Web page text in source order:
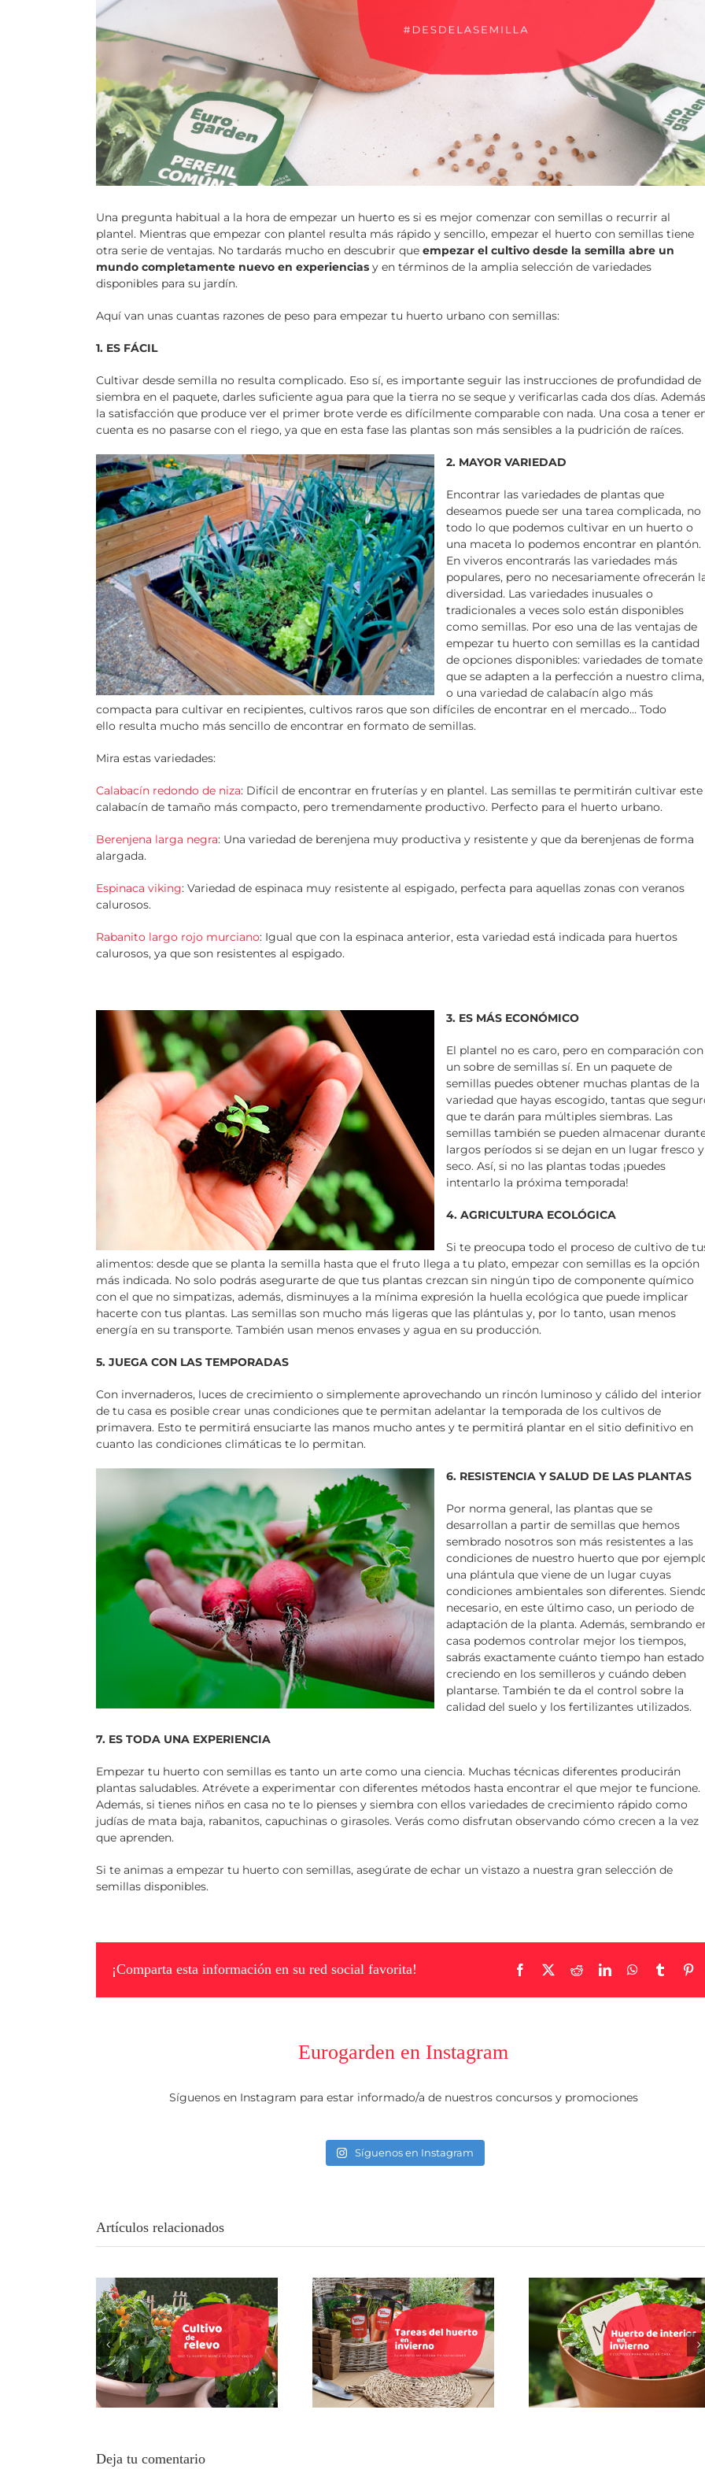
Una pregunta habitual a la hora de empezar un huerto es si es mejor comenzar con semillas o recurrir al
plantel. Mientras que empezar con plantel resulta más rápido y sencillo, empezar el huerto con semillas tiene
otra serie de ventajas. No tardarás mucho en descubrir que empezar el cultivo desde la semilla abre un
mundo completamente nuevo en experiencias y en términos de la amplia selección de variedades
disponibles para su jardín.
Aquí van unas cuantas razones de peso para empezar tu huerto urbano con semillas:
1. ES FÁCIL
Cultivar desde semilla no resulta complicado. Eso sí, es importante seguir las instrucciones de profundidad de
siembra en el paquete, darles suficiente agua para que la tierra no se seque y verificarlas cada dos días.
la satisfacción que produce ver el primer brote verde es difícilmente comparable con nada. Una cosa a tener
cuenta es no pasarse con el riego, ya que en esta fase las plantas son más sensibles a la pudrición de raíces.
2. MAYOR VARIEDAD
Encontrar las variedades de plantas que
deseamos puede ser una tarea complicada, no
todo lo que podemos cultivar en un huerto o
una maceta lo podemos encontrar en plantón.
En viveros encontrarás las variedades más
populares, pero no necesariamente ofrecerán
diversidad. Las variedades inusuales o
tradicionales a veces solo están disponibles
como semillas. Por eso una de las ventajas de
empezar tu huerto con semillas es la cantidad
de opciones disponibles: variedades de tomate
que se adapten a la perfección a nuestro clima,
o una variedad de calabacín algo más
compacta para cultivar en recipientes, cultivos raros que son difíciles de encontrar en el mercado… Todo
ello resulta mucho más sencillo de encontrar en formato de semillas.
Mira estas variedades:
Calabacín redondo de niza: Difícil de encontrar en fruterías y en plantel. Las semillas te permitirán cultivar este
calabacín de tamaño más compacto, pero tremendamente productivo. Perfecto para el huerto urbano.
Berenjena larga negra: Una variedad de berenjena muy productiva y resistente y que da berenjenas de forma
alargada.
Espinaca viking: Variedad de espinaca muy resistente al espigado, perfecta para aquellas zonas con veranos
calurosos.
Rabanito largo rojo murciano: Igual que con la espinaca anterior, esta variedad está indicada para huertos
calurosos, ya que son resistentes al espigado.
3. ES MÁS ECONÓMICO
El plantel no es caro, pero en comparación con
un sobre de semillas sí. En un paquete de
semillas puedes obtener muchas plantas de la
variedad que hayas escogido, tantas que
que te darán para múltiples siembras. Las
semillas también se pueden almacenar
largos períodos si se dejan en un lugar fresco y
seco. Así, si no las plantas todas ¡puedes
intentarlo la próxima temporada!
4. AGRICULTURA ECOLÓGICA
Si te preocupa todo el proceso de cultivo de
alimentos: desde que se planta la semilla hasta que el fruto llega a tu plato, empezar con semillas es la opción
más indicada. No solo podrás asegurarte de que tus plantas crezcan sin ningún tipo de componente químico
con el que no simpatizas, además, disminuyes a la mínima expresión la huella ecológica que puede implicar
hacerte con tus plantas. Las semillas son mucho más ligeras que las plántulas y, por lo tanto, usan menos
energía en su transporte. También usan menos envases y agua en su producción.
5. JUEGA CON LAS TEMPORADAS
Con invernaderos, luces de crecimiento o simplemente aprovechando un rincón luminoso y cálido del interior
de tu casa es posible crear unas condiciones que te permitan adelantar la temporada de los cultivos de
primavera. Esto te permitirá ensuciarte las manos mucho antes y te permitirá plantar en el sitio definitivo en
cuanto las condiciones climáticas te lo permitan.
6. RESISTENCIA Y SALUD DE LAS PLANTAS
Por norma general, las plantas que se
desarrollan a partir de semillas que hemos
sembrado nosotros son más resistentes a las
condiciones de nuestro huerto que por
una plántula que viene de un lugar cuyas
condiciones ambientales son diferentes.
necesario, en este último caso, un periodo de
adaptación de la planta. Además, sembrando
casa podemos controlar mejor los tiempos,
sabrás exactamente cuánto tiempo han estado
creciendo en los semilleros y cuándo deben
plantarse. También te da el control sobre la
calidad del suelo y los fertilizantes utilizados.
7. ES TODA UNA EXPERIENCIA
Empezar tu huerto con semillas es tanto un arte como una ciencia. Muchas técnicas diferentes producirán
plantas saludables. Atrévete a experimentar con diferentes métodos hasta encontrar el que mejor te funcione.
Además, si tienes niños en casa no te lo pienses y siembra con ellos variedades de crecimiento rápido como
judías de mata baja, rabanitos, capuchinas o girasoles. Verás como disfrutan observando cómo crecen a la vez
que aprenden.
Si te animas a empezar tu huerto con semillas, asegúrate de echar un vistazo a nuestra gran selección de
semillas disponibles.
¡Comparta esta información en su red social favorita! Facebook RedditLinkedInWhatsApp
Tumblr
Eurogarden en Instagram
Síguenos en Instagram para estar informado/a de nuestros concursos y promociones
Síguenos en Instagram
Artículos relacionados
Cultivo de relevo: la
técnica para que tu
huerto urbano nunca se
quede vacío
Tu huerto no cierra por
vacaciones: 5 tareas del
huerto en invierno
Huerto de interior en
invierno: cultivos fáciles
para tu cocina
Deja tu comentario